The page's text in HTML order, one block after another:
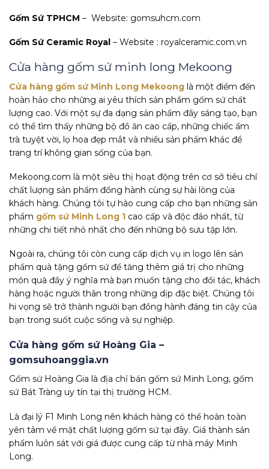
Gốm Sứ TPHCM – Website: gomsuhcm.com
Gốm Sứ Ceramic Royal – Website : royalceramic.com.vn
Cửa hàng gốm sứ minh long Mekoong
Cửa hàng gốm sứ Minh Long Mekoong là một điểm đến
hoàn hảo cho những ai yêu thích sản phẩm gốm sứ chất
lượng cao. Với một sự đa dạng sản phẩm đầy sáng tạo, bạn
có thể tìm thấy những bộ đồ ăn cao cấp, những chiếc ấm
trà tuyệt vời, lọ hoa đẹp mắt và nhiều sản phẩm khác để
trang trí không gian sống của bạn.
Mekoong.com là một siêu thị hoạt động trên cơ sở tiêu chí
chất lượng sản phẩm đồng hành cùng sự hài lòng của
khách hàng. Chúng tôi tự hào cung cấp cho bạn những sản
phẩm gốm sứ Minh Long 1 cao cấp và độc đáo nhất, từ
những chi tiết nhỏ nhất cho đến những bộ sưu tập lớn.
Ngoài ra, chúng tôi còn cung cấp dịch vụ in logo lên sản
phẩm quà tặng gốm sứ để tăng thêm giá trị cho những
món quà đầy ý nghĩa mà bạn muốn tặng cho đối tác, khách
hàng hoặc người thân trong những dịp đặc biệt. Chúng tôi
hi vọng sẽ trở thành người bạn đồng hành đáng tin cậy của
bạn trong suốt cuộc sống và sự nghiệp.
Cửa hàng gốm sứ Hoàng Gia –
gomsuhoanggia.vn
Gốm sứ Hoàng Gia là địa chỉ bán gốm sứ Minh Long, gốm
sứ Bát Tràng uy tín tại thị trường HCM.
Là đại lý F1 Minh Long nên khách hàng có thể hoàn toàn
yên tâm về mặt chất lượng gốm sứ tại đây. Giá thành sản
phẩm luôn sát với giá được cung cấp từ nhà máy Minh
Long.